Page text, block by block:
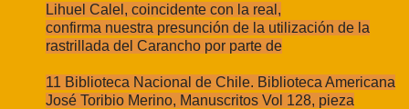
Lihuel Calel, coincidente con la real,
confirma nuestra presunción de la utilización de la
rastrillada del Carancho por parte de
11 Biblioteca Nacional de Chile. Biblioteca Americana
José Toribio Merino, Manuscritos Vol 128, pieza